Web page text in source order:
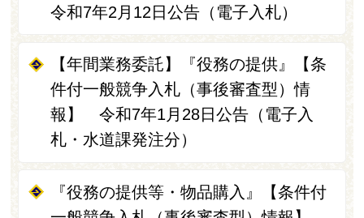
令和7年2月12日公告（電子入札）
【年間業務委託】『役務の提供』【条
件付一般競争入札（事後審査型）情
報】 令和7年1月28日公告（電子入
札・水道課発注分）
『役務の提供等・物品購入』【条件付